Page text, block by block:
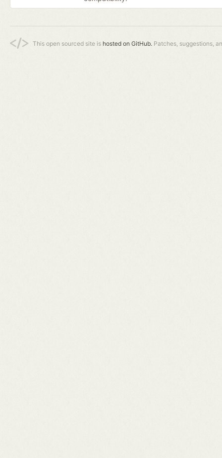
This open sourced site is hosted on GitHub. Patches, suggestions,